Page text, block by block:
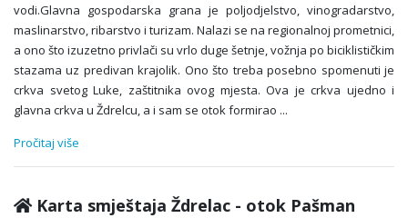
vodi.Glavna gospodarska grana je poljodjelstvo, vinogradarstvo,
maslinarstvo, ribarstvo i turizam. Nalazi se na regionalnoj prometnici,
a ono što izuzetno privlači su vrlo duge šetnje, vožnja po biciklističkim
stazama uz predivan krajolik. Ono što treba posebno spomenuti je
crkva svetog Luke, zaštitnika ovog mjesta. Ova je crkva ujedno i
glavna crkva u Ždrelcu, a i sam se otok formirao ...
Pročitaj više
Karta smještaja Ždrelac - otok Pašman